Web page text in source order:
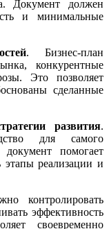
Документ должен
и минимальные
. Бизнес-план
конкурентные
Это позволяет
сделанные
развития.
для самого
документ помогает
этапы реализации и
контролировать
эффективность
своевременно